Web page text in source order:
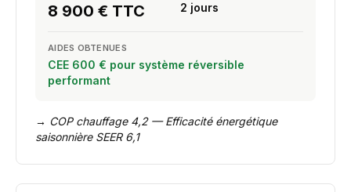
8 900 € TTC 2 jours
AIDES OBTENUES
CEE 600 € pour système réversible
performant
→ COP chauffage 4,2 — Efficacité énergétique
saisonnière SEER 6,1